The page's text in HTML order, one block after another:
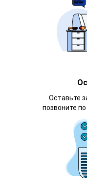
Оставьте
позвоните